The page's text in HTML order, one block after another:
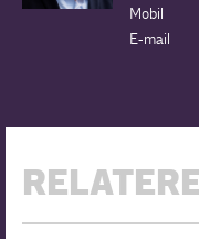
Mobil
E-mail